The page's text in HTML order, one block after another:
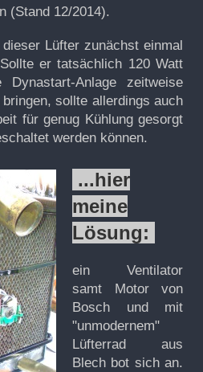
(Stand 12/2014).
Lüfter zunächst einmal
er tatsächlich 120 Watt
Anlage zeitweise
sollte allerdings auch
für genug Kühlung gesorgt
werden können.
...hier
meine
Lösung:
ein Ventilator
samt Motor von
Bosch und mit
"unmodernem"
Lüfterrad aus
Blech bot sich an.